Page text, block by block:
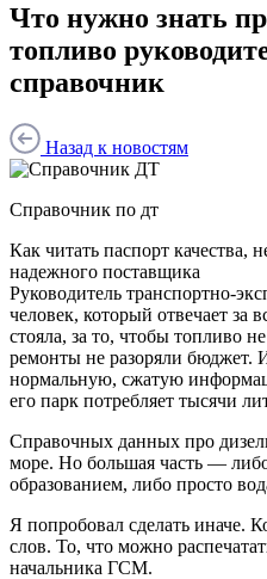
Что нужно знать
топливо
справочник
Назад к новостям
Справочник по дт
Как читать паспорт качества,
надежного поставщика
Руководитель транспортно-
человек, который отвечает за
стояла, за то, чтобы топливо
ремонты не разоряли бюджет.
нормальную, сжатую
его парк потребляет тысячи
Справочных данных про
море. Но большая часть —
образованием, либо просто
Я попробовал сделать иначе.
слов. То, что можно
начальника ГСМ.